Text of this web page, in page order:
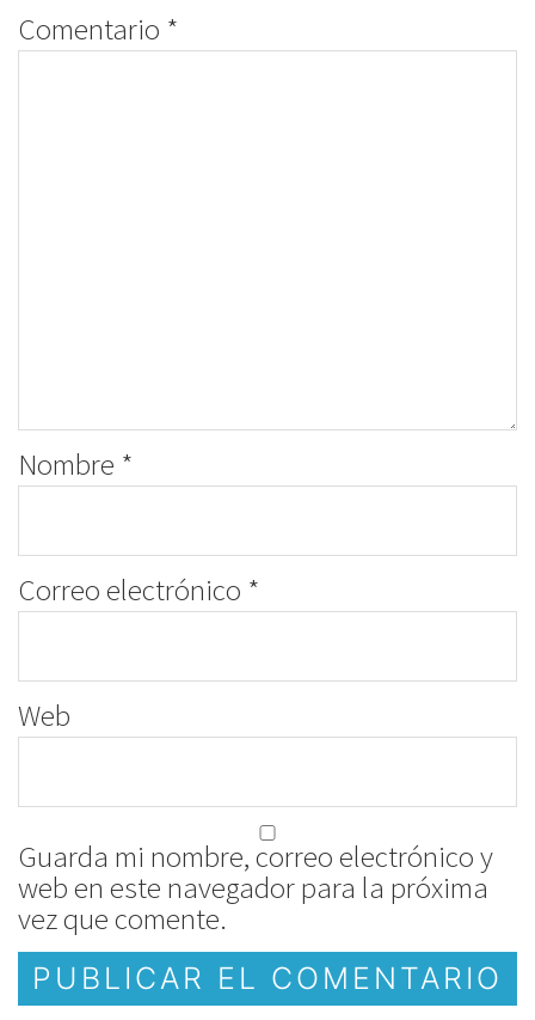
Comentario *
Nombre *
Correo electrónico *
Web
Guarda mi nombre, correo electrónico y
web en este navegador para la próxima
vez que comente.